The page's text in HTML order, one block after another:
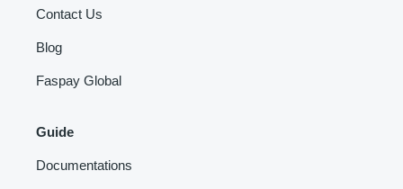
Contact Us
Blog
Faspay Global
Guide
Documentations